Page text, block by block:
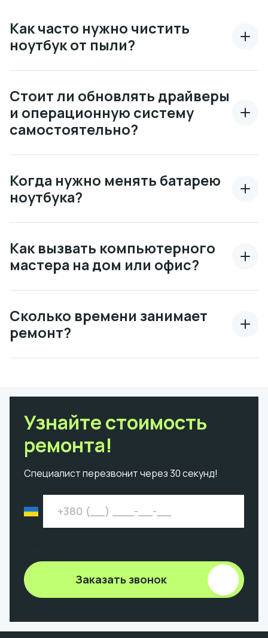
Как часто нужно чистить
ноутбук от пыли?
Стоит ли обновлять драйверы
и операционную систему
самостоятельно?
Когда нужно менять батарею
ноутбука?
Как вызвать компьютерного
мастера на дом или офис?
Сколько времени занимает
ремонт?
Узнайте стоимость
ремонта!
Специалист перезвонит через 30 секунд!
Заказать звонок